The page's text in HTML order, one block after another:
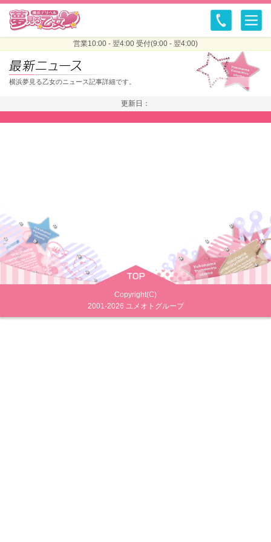
営業10:00 - 翌4:00 受付(9:00 - 翌4:00)
横浜夢見る乙女のニュース記事詳細です。
更新日：
Copyright(C)
2001-2026 ユメオトグループ